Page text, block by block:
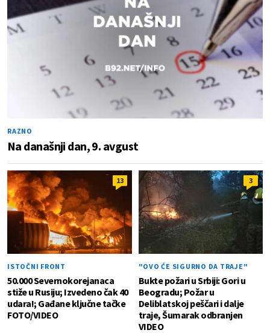
RAZNO
Na današnji dan, 9. avgust
13
ISTOČNI FRONT
50.000 Severnokorejanaca
stiže u Rusiju; Izvedeno čak 40
udara!; Gađane ključne tačke
FOTO/VIDEO
3
"OVO ĆE SIGURNO DA TRAJE"
Bukte požari u Srbiji: Gori u
Beogradu; Požar u
Deliblatskoj peščari i dalje
traje, Šumarak odbranjen
VIDEO